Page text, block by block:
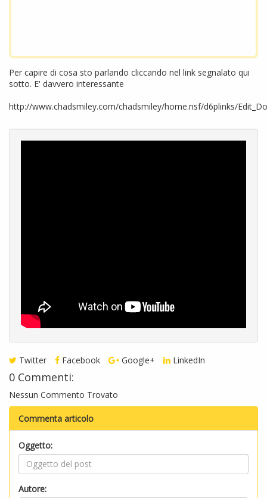
Per capire di cosa sto parlando cliccando nel link segnalato qui
sotto. E' davvero interessante
http://www.chadsmiley.com/chadsmiley/home.nsf/d6plinks/
Twitter Facebook Google+ LinkedIn
0 Commenti:
Nessun Commento Trovato
Commenta articolo
Oggetto:
Autore: